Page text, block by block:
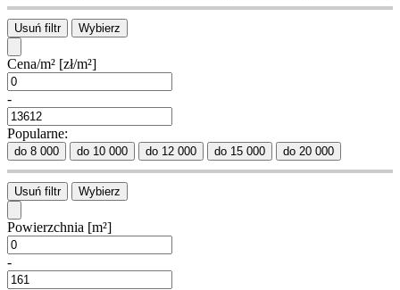
Usuń filtr Wybierz
Cena/m² [zł/m²]
-
Popularne:
do 8 000 do 10 000 do 12 000 do 15 000 do 20 000
Usuń filtr Wybierz
Powierzchnia [m²]
-